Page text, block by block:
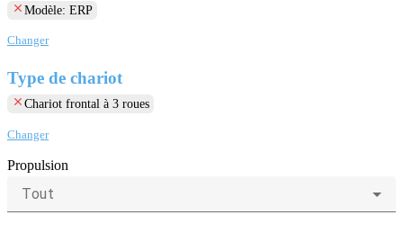
clear Modèle: ERP
Changer
Type de chariot
clear Chariot frontal à 3 roues
Changer
Propulsion
Tout